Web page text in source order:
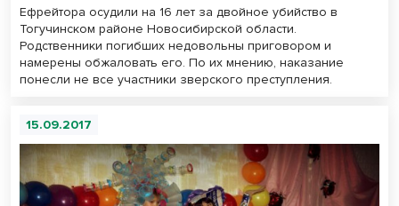
Ефрейтора осудили на 16 лет за двойное убийство в
Тогучинском районе Новосибирской области.
Родственники погибших недовольны приговором и
намерены обжаловать его. По их мнению, наказание
понесли не все участники зверского преступления.
15.09.2017